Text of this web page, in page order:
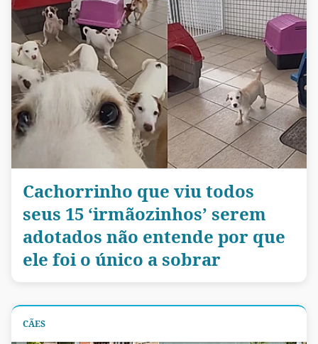
Cachorrinho que viu todos
seus 15 ‘irmãozinhos’ serem
adotados não entende por que
ele foi o único a sobrar
CÃES